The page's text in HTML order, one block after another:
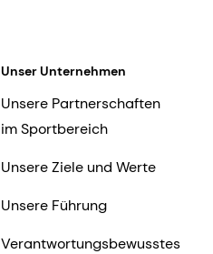
Unser Unternehmen
Unsere Partnerschaften
im Sportbereich
Unsere Ziele und Werte
Unsere Führung
Verantwortungsbewusstes